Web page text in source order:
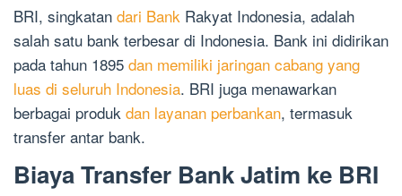
BRI, singkatan dari Bank Rakyat Indonesia, adalah
salah satu bank terbesar di Indonesia. Bank ini didirikan
pada tahun 1895 dan memiliki jaringan cabang yang
luas di seluruh Indonesia. BRI juga menawarkan
berbagai produk dan layanan perbankan, termasuk
transfer antar bank.
Biaya Transfer Bank Jatim ke BRI